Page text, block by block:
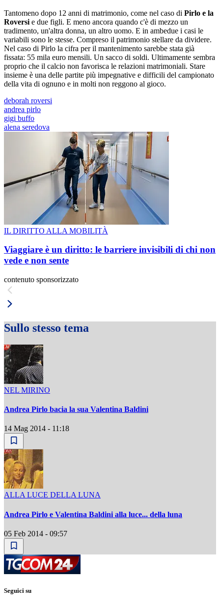
Tantomeno dopo 12 anni di matrimonio, come nel caso di Pirlo e la
Roversi e due figli. E meno ancora quando c'è di mezzo un
tradimento, un'altra donna, un altro uomo. E in ambedue i casi le
variabili sono le stesse. Compreso il patrimonio stellare da dividere.
Nel caso di Pirlo la cifra per il mantenimento sarebbe stata già
fissata: 55 mila euro mensili. Un sacco di soldi. Ultimamente sembra
proprio che il calcio non favorisca le relazioni matrimoniali. Stare
insieme è una delle partite più impegnative e difficili del campionato
della vita di ognuno e in molti non reggono al gioco.
deborah roversi
andrea pirlo
gigi buffo
alena seredova
IL DIRITTO ALLA MOBILITÀ
Viaggiare è un diritto: le barriere invisibili di chi non
vede e non sente
contenuto sponsorizzato
Sullo stesso tema
NEL MIRINO
Andrea Pirlo bacia la sua Valentina Baldini
14 Mag 2014 - 11:18
ALLA LUCE DELLA LUNA
Andrea Pirlo e Valentina Baldini alla luce... della luna
05 Feb 2014 - 09:57
Seguici su